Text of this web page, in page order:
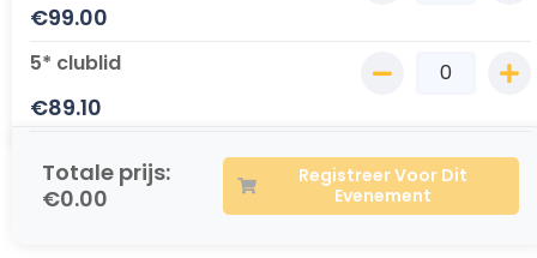
€99.00
5* clublid
€89.10
Totale prijs:
€0.00
Registreer Voor Dit
Evenement